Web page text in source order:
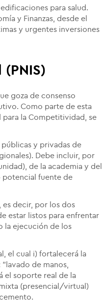
para salud.
y Finanzas, desde el
y urgentes inversiones
goza de consenso
Como parte de esta
para la Competitividad, se
y privadas de
Debe incluir, por
de la academia y del
potencial fuente de
es decir, por los dos
estar listos para enfrentar
la ejecución de los
el cual i) fortalecerá la
de manos,
el soporte real de la
(presencial/virtual)